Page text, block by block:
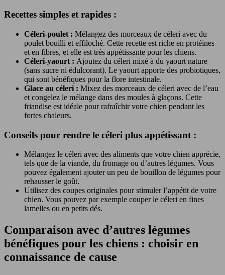
Recettes simples et rapides :
Céleri-poulet : Mélangez des morceaux de céleri avec du
poulet bouilli et effiloché. Cette recette est riche en protéines
et en fibres, et elle est très appétissante pour les chiens.
Céleri-yaourt : Ajoutez du céleri mixé à du yaourt nature
(sans sucre ni édulcorant). Le yaourt apporte des probiotiques,
qui sont bénéfiques pour la flore intestinale.
Glace au céleri : Mixez des morceaux de céleri avec de l’eau
et congelez le mélange dans des moules à glaçons. Cette
friandise est idéale pour rafraîchir votre chien pendant les
fortes chaleurs.
Conseils pour rendre le céleri plus appétissant :
Mélangez le céleri avec des aliments que votre chien apprécie,
tels que de la viande, du fromage ou d’autres légumes. Vous
pouvez également ajouter un peu de bouillon de légumes pour
rehausser le goût.
Utilisez des coupes originales pour stimuler l’appétit de votre
chien. Vous pouvez par exemple couper le céleri en fines
lamelles ou en petits dés.
Comparaison avec d’autres légumes
bénéfiques pour les chiens : choisir en
connaissance de cause